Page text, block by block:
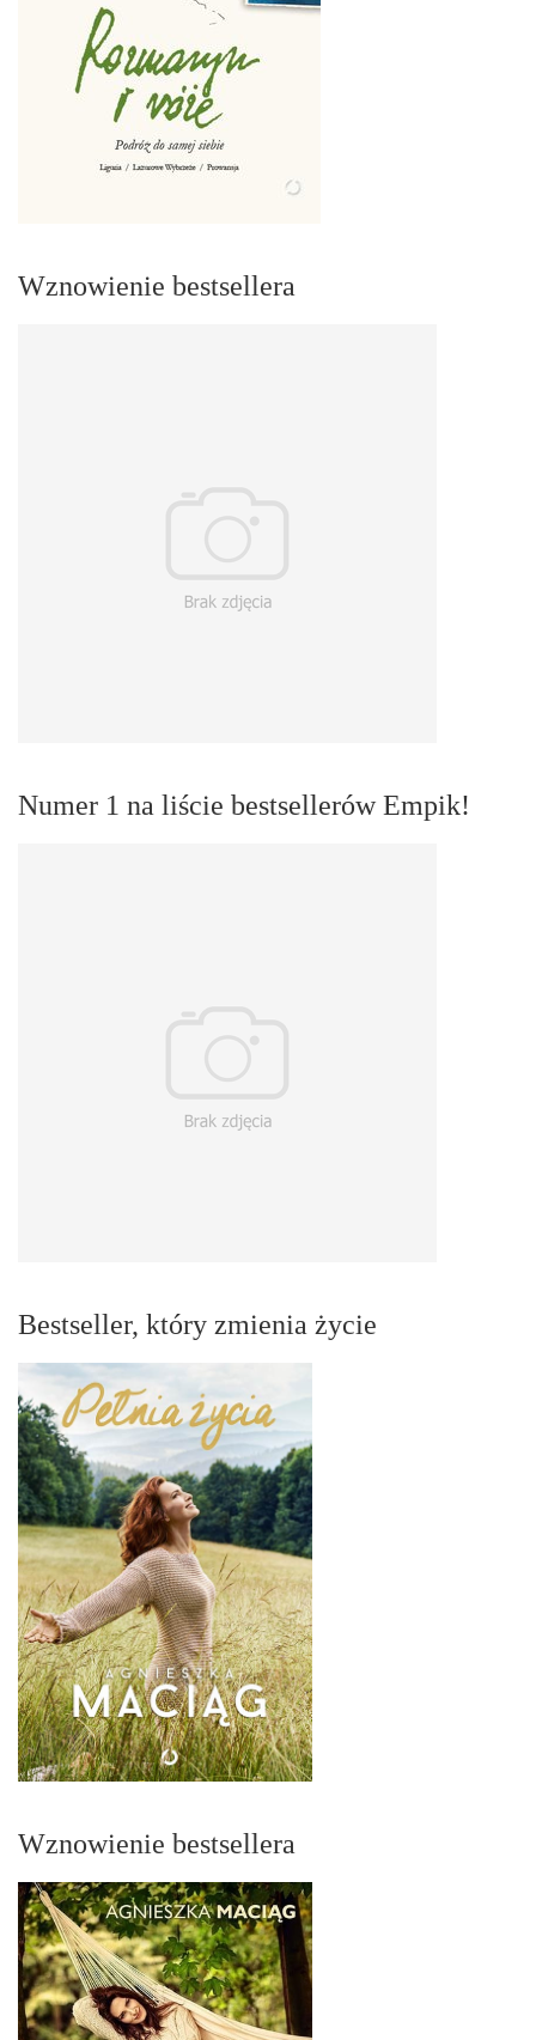
Wznowienie bestsellera
Numer 1 na liście bestsellerów Empik!
Bestseller, który zmienia życie
Wznowienie bestsellera